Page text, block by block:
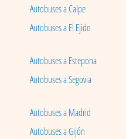
Autobuses a Calpe
Autobuses a El Ejido
Autobuses a Estepona
Autobuses a Segovia
Autobuses a Madrid
Autobuses a Gijón